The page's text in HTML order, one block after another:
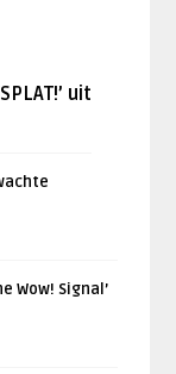
uit
Wow! Signal’